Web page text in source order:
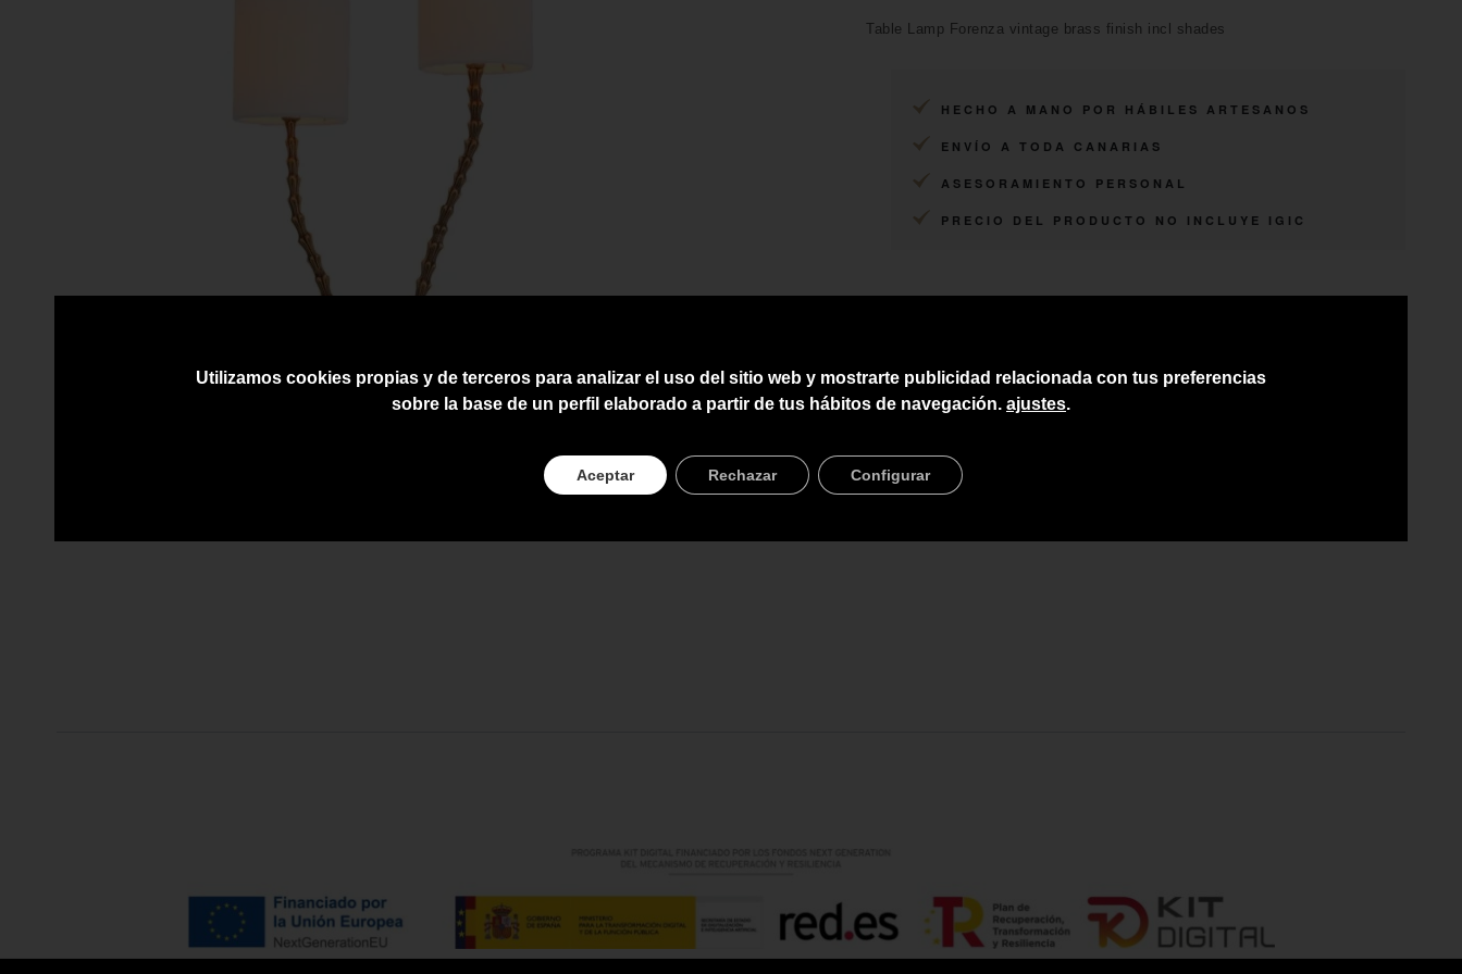
Table Lamp Forenza vintage brass finish incl shades
HECHO A MANO POR HÁBILES ARTESANOS
ENVÍO A TODA CANARIAS
ASESORAMIENTO PERSONAL
PRECIO DEL PRODUCTO NO INCLUYE IGIC
Utilizamos cookies propias y de terceros para analizar el uso del sitio web y mostrarte publicidad relacionada con tus preferencias
sobre la base de un perfil elaborado a partir de tus hábitos de navegación. ajustes.
Aceptar Rechazar Configurar